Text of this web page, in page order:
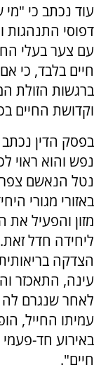
עוד נכתב כי
דפוסי התנהגות
עם צער בעלי
חיים בלבד, כי
ברגשות הזולת
וקדושת החיים
בפסק הדין
נפש והוא ראוי
נטל הנאשם
באזורי מגורי
מזון והפעיל
ליחידה חדל
הצדקה
עינה, התאכזר
לאחר שנגרם
עמיתו החייל,
באירוע חד-
חיים".